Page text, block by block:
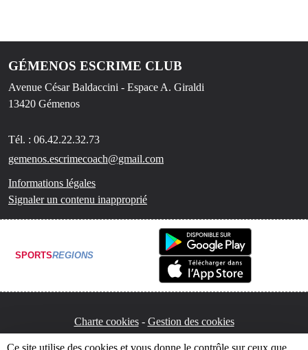
GÉMENOS ESCRIME CLUB
Avenue César Baldaccini - Espace A. Giraldi
13420 Gémenos
Tél. : 06.42.22.32.73
gemenos.escrimecoach@gmail.com
Informations légales
Signaler un contenu inapproprié
SPORTSREGIONS
Charte cookies Gestion des cookies
Ce site utilise des cookies et vous donne le contrôle sur ceux que